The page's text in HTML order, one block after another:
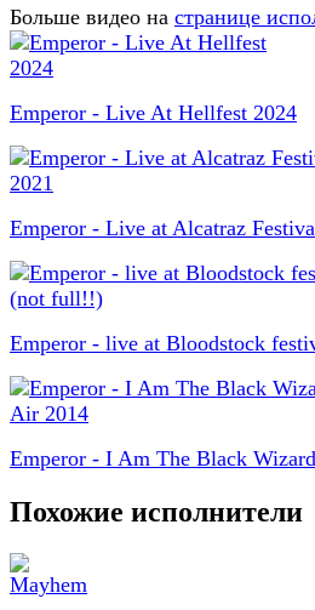
Больше видео на странице
Emperor - Live At Hellfest 2024
Emperor - Live at Alcatraz
Emperor - live at Bloodstock
Emperor - I Am The Black
Похожие исполнители